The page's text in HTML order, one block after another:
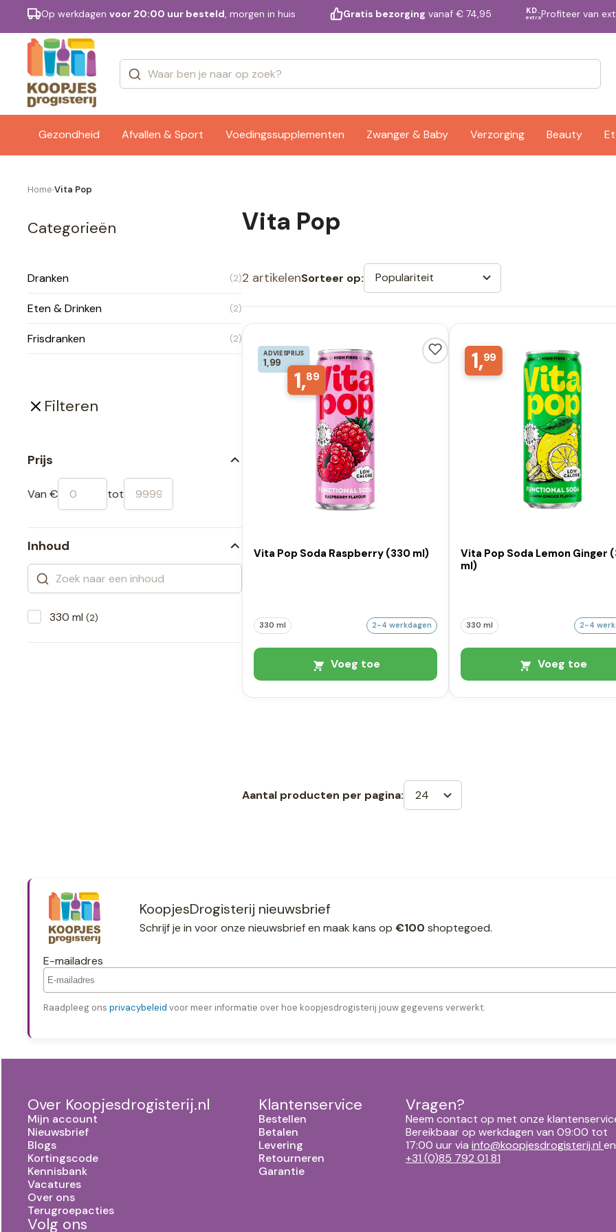
Op werkdagen voor 20:00 uur besteld, morgen in huis Gratis bezorging vanaf € 74,95 KD.
extraProfiteer van
Gezondheid Afvallen & Sport Voedingssupplementen Zwanger & Baby Verzorging Beauty
Merken
Home›Vita Pop
Categorieën
Dranken (2)
Eten & Drinken (2)
Frisdranken (2)
Filteren
Prijs
Van € tot
Inhoud
330 ml (2)
Vita Pop
2 artikelenSorteer op: Populariteit
ADVIESPRIJS
1,99
1,89
Vita Pop Soda Raspberry (330 ml)
330 ml 2-4 werkdagen
Voeg toe
1,99
Vita Pop Soda Lemon Ginger
ml)
330 ml 2-4
Voeg toe
Aantal producten per pagina: 24
KoopjesDrogisterij nieuwsbrief
Schrijf je in voor onze nieuwsbrief en maak kans op €100 shoptegoed.
E-mailadres
Raadpleeg ons privacybeleid voor meer informatie over hoe koopjesdrogisterij jouw gegevens verwerkt.
Over Koopjesdrogisterij.nl
Mijn account
Nieuwsbrief
Blogs
Kortingscode
Kennisbank
Vacatures
Over ons
Terugroepacties
Volg ons
Klantenservice
Bestellen
Betalen
Levering
Retourneren
Garantie
Vragen?
Neem contact op met onze
Bereikbaar op werkdagen van 09:00 tot
17:00 uur via info@koopjesdrogisterij.nl en
+31 (0)85 792 01 81